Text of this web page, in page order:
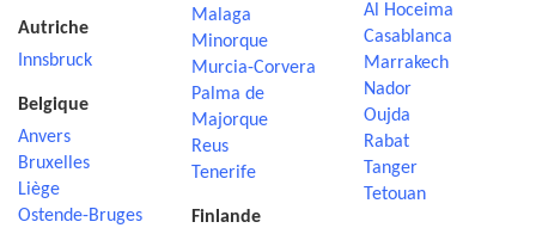
Autriche
Innsbruck
Belgique
Anvers
Bruxelles
Liège
Ostende-Bruges
Malaga
Minorque
Murcia-Corvera
Palma de
Majorque
Reus
Tenerife
Finlande
Al Hoceima
Casablanca
Marrakech
Nador
Oujda
Rabat
Tanger
Tetouan